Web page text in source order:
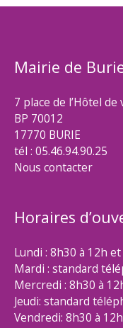
Mairie de
7 place de l’Hôtel de
BP 70012
17770 BURIE
tél : 05.46.94.90.25
Nous contacter
Horaires
Lundi : 8h30 à 12h
Mardi : standard
Mercredi : 8h30 à
Jeudi: standard
Vendredi: 8h30 à